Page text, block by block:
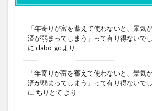
「年寄りが富を蓄えて使わないと、景気
済が弱まってしまう」って有り得ないで
に dabo_gc より
「年寄りが富を蓄えて使わないと、景気
済が弱まってしまう」って有り得ないで
に ちりとて より